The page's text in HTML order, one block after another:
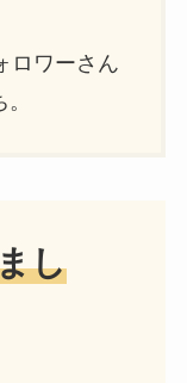
ロワーさん
し